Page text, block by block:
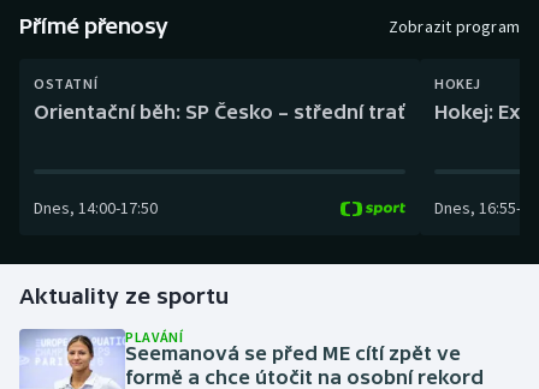
Curling
Dostihy
Gymnastika
Házená
Přímé přenosy Zobrazit program
OSTATNÍ
Orientační běh: SP Česko – střední trať
Dnes, 14:00-17:50
HOKEJ
Hokej:
Dnes, 16:55-
Aktuality ze sportu
PLAVÁNÍ
Seemanová se před ME cítí zpět ve
formě a chce útočit na osobní rekord